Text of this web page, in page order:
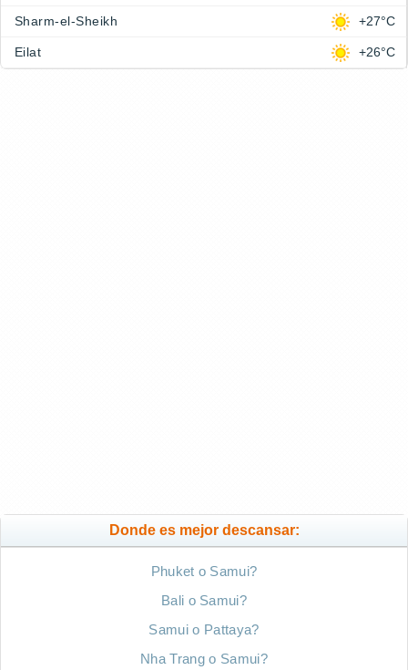
Sharm-el-Sheikh +27°C
Eilat +26°C
Donde es mejor descansar:
Phuket o Samui?
Bali o Samui?
Samui o Pattaya?
Nha Trang o Samui?